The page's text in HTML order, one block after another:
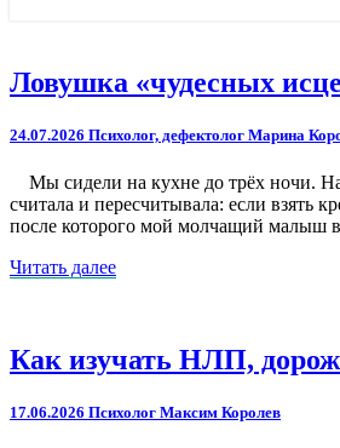
Ловушка
«чудесных
как
обманывает
родителей
особых
Ловушка «чудесных
24.07.2026 Психолог, дефектолог Марина
Мы сидели на кухне до трёх ночи. На
считала и пересчитывала: если взять
после которого мой молчащий малыш
Читать далееЧитать
Как
изучать
дорожная
Как изучать НЛП,
17.06.2026 Психолог Максим Королев